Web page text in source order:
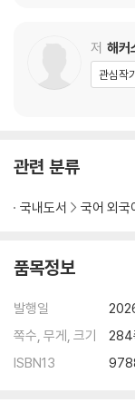
저 해커
관심작
관련 분류
국내도서 국어 외국
품목정보
발행일
쪽수, 무게, 크기
284
ISBN13